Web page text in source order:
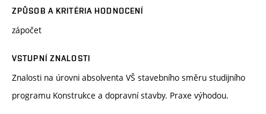
ZPŮSOB A KRITÉRIA HODNOCENÍ
zápočet
VSTUPNÍ ZNALOSTI
Znalosti na úrovni absolventa VŠ stavebního směru studijního
programu Konstrukce a dopravní stavby. Praxe výhodou.